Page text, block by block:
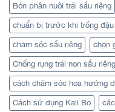
Bón phân nuôi trái sầu riêng
chuẩn bị trước khi trồng
chăm sóc sầu riêng chọn
Chống rụng trái non sầu riêng
cách chăm sóc hoa hướng
Cách sử dụng Kali Bo